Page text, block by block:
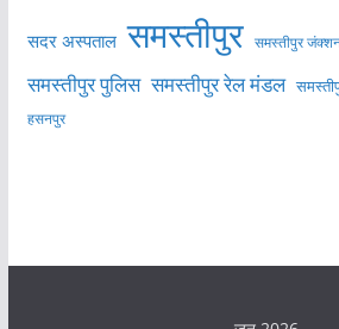
सदर अस्पताल समस्तीपुर समस्तीपुर
समस्तीपुर पुलिस समस्तीपुर रेल मंडल
हसनपुर